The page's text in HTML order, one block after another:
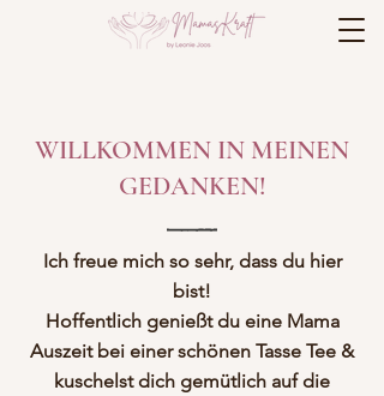
WILLKOMMEN IN MEINEN
GEDANKEN!
Ich freue mich so sehr, dass du hier
bist!
Hoffentlich genießt du eine Mama
Auszeit bei einer schönen Tasse Tee &
kuschelst dich gemütlich auf die